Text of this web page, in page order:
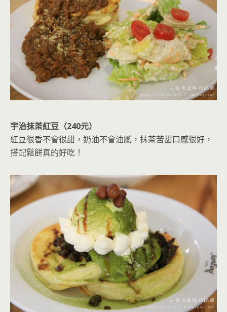
宇治抹茶紅豆（240元）
紅豆很香不會很甜，奶油不會油膩，抹茶苦甜口感很好，
搭配鬆餅真的好吃！